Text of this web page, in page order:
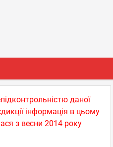
даної
інформація в цьому
з весни 2014 року